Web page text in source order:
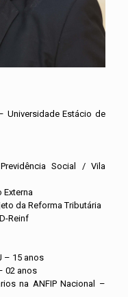
Universidade Estácio de
Social / Vila
Externa
da Reforma Tributária
Reinf
– 15 anos
02 anos
na ANFIP Nacional –